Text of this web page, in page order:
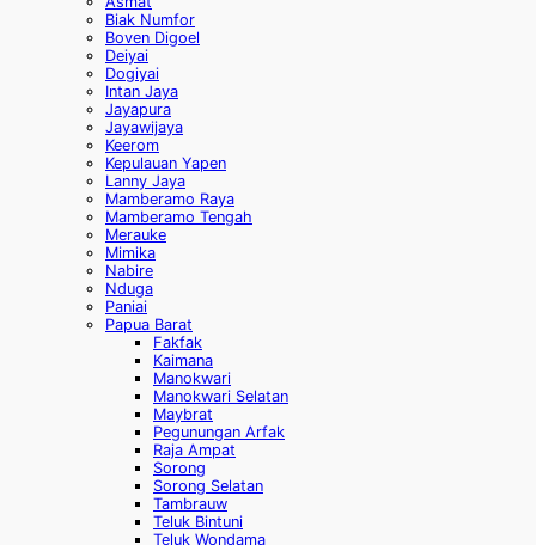
Biak Numfor
Boven Digoel
Deiyai
Dogiyai
Intan Jaya
Jayapura
Jayawijaya
Keerom
Kepulauan Yapen
Lanny Jaya
Mamberamo Raya
Mamberamo Tengah
Merauke
Mimika
Nabire
Nduga
Paniai
Papua Barat
Fakfak
Kaimana
Manokwari
Manokwari Selatan
Maybrat
Pegunungan Arfak
Raja Ampat
Sorong
Sorong Selatan
Tambrauw
Teluk Bintuni
Teluk Wondama